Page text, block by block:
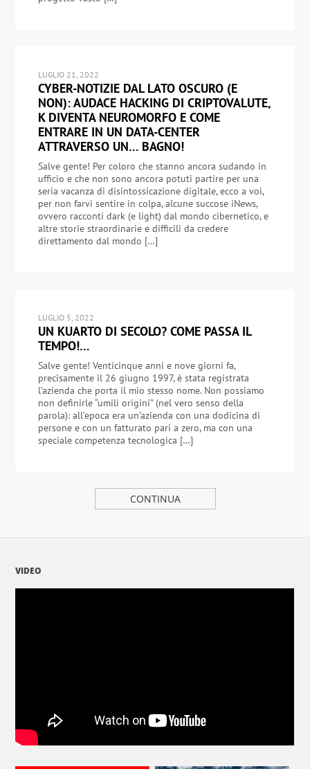
LUGLIO 21, 2022
CYBER-NOTIZIE DAL LATO OSCURO (E
NON): AUDACE HACKING DI CRIPTOVALUTE,
K DIVENTA NEUROMORFO E COME
ENTRARE IN UN DATA-CENTER
ATTRAVERSO UN… BAGNO!
Salve gente! Per coloro che stanno ancora sudando in
ufficio e che non sono ancora potuti partire per una
seria vacanza di disintossicazione digitale, ecco a voi,
per non farvi sentire in colpa, alcune succose iNews,
ovvero racconti dark (e light) dal mondo cibernetico, e
altre storie straordinarie e difficili da credere
direttamento dal mondo […]
LUGLIO 5, 2022
UN KUARTO DI SECOLO? COME PASSA IL
TEMPO!…
Salve gente! Venticinque anni e nove giorni fa,
precisamente il 26 giugno 1997, è stata registrata
l’azienda che porta il mio stesso nome. Non possiamo
non definirle “umili origini” (nel vero senso della
parola): all’epoca era un’azienda con una dodicina di
persone e con un fatturato pari a zero, ma con una
speciale competenza tecnologica […]
CONTINUA
VIDEO